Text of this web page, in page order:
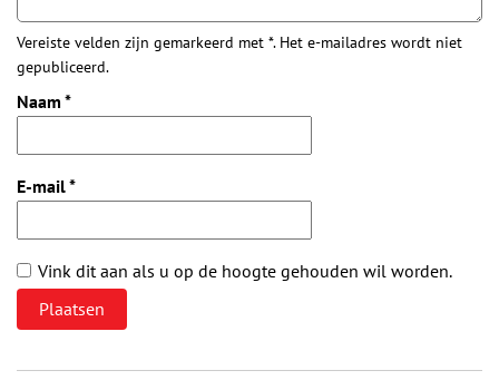
Vereiste velden zijn gemarkeerd met *. Het e-mailadres wordt niet
gepubliceerd.
Naam *
E-mail*
Vink dit aan als u op de hoogte gehouden wil worden.